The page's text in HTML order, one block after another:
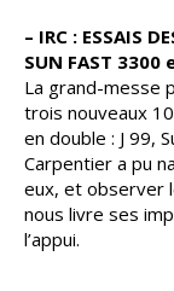
– IRC : ESSAIS
SUN FAST 3300
La grand-messe
trois nouveaux
en double : J 99,
Carpentier a pu
eux, et observer
nous livre ses
l’appui.